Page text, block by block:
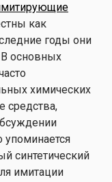
как
годы они
основных
химических
средства,
синтетический
имитации